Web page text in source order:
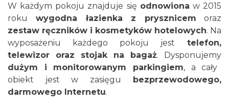
W każdym pokoju znajduje się odnowiona w 2015
roku
wygodna łazienka z prysznicem oraz
zestaw ręczników i kosmetyków hotelowych. Na
wyposażeniu każdego pokoju jest telefon,
telewizor oraz stojak na bagaż. Dysponujemy
dużym i monitorowanym parkingiem, a cały
obiekt jest w zasięgu bezprzewodowego,
darmowego Internetu.